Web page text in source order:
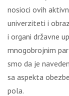
nosioci ovih
univerziteti i
i organi državne
mnogobrojnim
smo da je
sa aspekta
pola.